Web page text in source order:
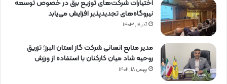
اختیارات شرکت‌های توزیع برق در خصوص توسعه
نیروگاه‌های تجدیدپذیر افزایش می‌یابد
آذر ۱۸, ۱۴۰۳
مدیر منابع انسانی شرکت گاز استان البرز؛ تزریق
روحیه شاد میان کارکنان با استفاده از ورزش
بهمن ۱۸, ۱۴۰۲